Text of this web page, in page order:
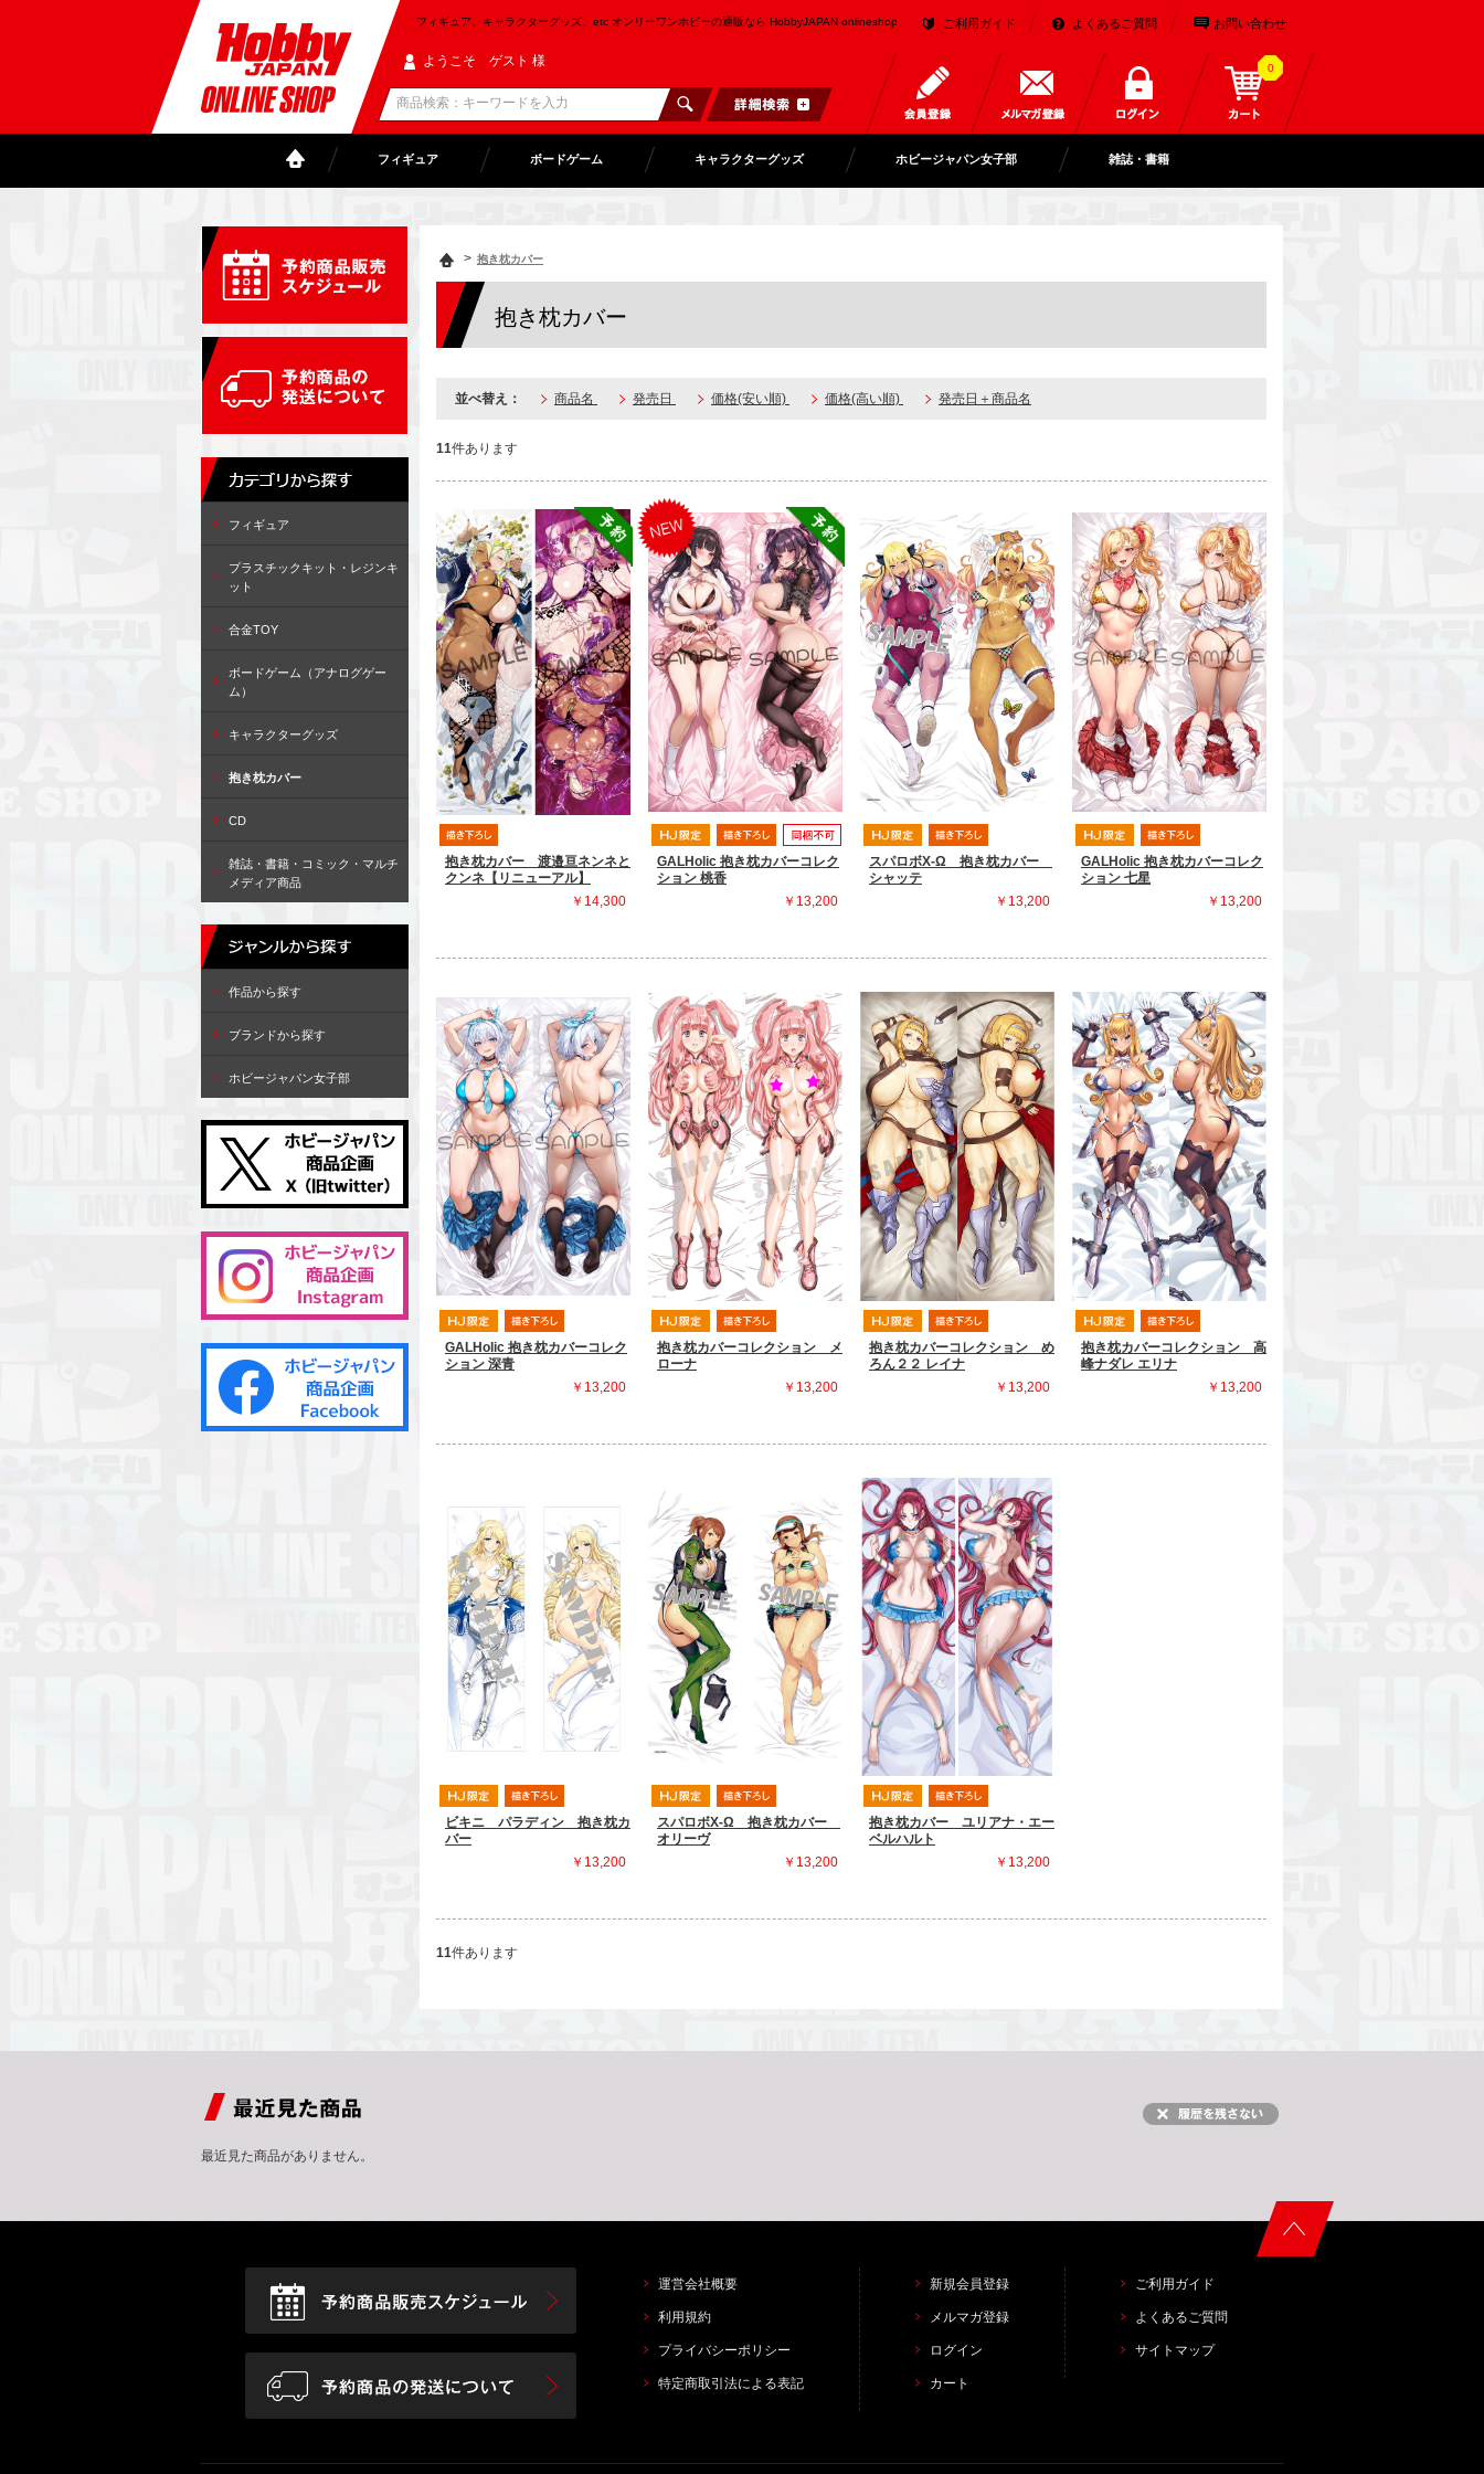
フィギュア、キャラクターグッズ、etc オンリーワンホビーの通販なら HobbyJAPAN onlineshop ご利用ガイド よくあるご質問 お問い合わせ
ようこそ ゲスト 様 0
フィギュア ボードゲーム キャラクターグッズ ホビージャパン女子部 雑誌・書籍
> 抱き枕カバー
抱き枕カバー
並べ替え： 商品名 発売日 価格(安い順) 価格(高い順) 発売日＋商品名
11件あります
抱き枕カバー 渡邉亘ネンネと
クンネ【リニューアル】
￥14,300
GALHolic 抱き枕カバーコレク
ション 桃香
￥13,200
スパロボX-Ω 抱き枕カバー
シャッテ
￥13,200
GALHolic 抱き枕カバーコレク
ション 七星
￥13,200
GALHolic 抱き枕カバーコレク
ション 深青
￥13,200
抱き枕カバーコレクション メ
ローナ
￥13,200
抱き枕カバーコレクション め
ろん２２ レイナ
￥13,200
抱き枕カバーコレクション 高
峰ナダレ エリナ
￥13,200
ビキニ パラディン 抱き枕カ
バー
￥13,200
スパロボX-Ω 抱き枕カバー
オリーヴ
￥13,200
抱き枕カバー ユリアナ・エー
ベルハルト
￥13,200
11件あります
フィギュア
プラスチックキット・レジンキ
ット
合金TOY
ボードゲーム（アナログゲー
ム）
キャラクターグッズ
抱き枕カバー
CD
雑誌・書籍・コミック・マルチ
メディア商品
作品から探す
ブランドから探す
ホビージャパン女子部
最近見た商品がありません。
運営会社概要
利用規約
プライバシーポリシー
特定商取引法による表記
新規会員登録
メルマガ登録
ログイン
カート
ご利用ガイド
よくあるご質問
サイトマップ